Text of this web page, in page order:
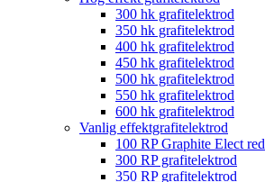
300 hk grafitelektrod
350 hk grafitelektrod
400 hk grafitelektrod
450 hk grafitelektrod
500 hk grafitelektrod
550 hk grafitelektrod
600 hk grafitelektrod
Vanlig effektgrafitelektrod
100 RP Graphite Elect red
300 RP grafitelektrod
350 RP grafitelektrod